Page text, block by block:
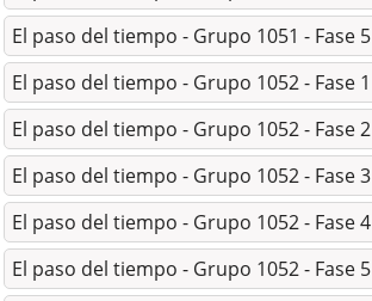
El paso del tiempo - Grupo 1051 - Fase 5
El paso del tiempo - Grupo 1052 - Fase 1
El paso del tiempo - Grupo 1052 - Fase 2
El paso del tiempo - Grupo 1052 - Fase 3
El paso del tiempo - Grupo 1052 - Fase 4
El paso del tiempo - Grupo 1052 - Fase 5